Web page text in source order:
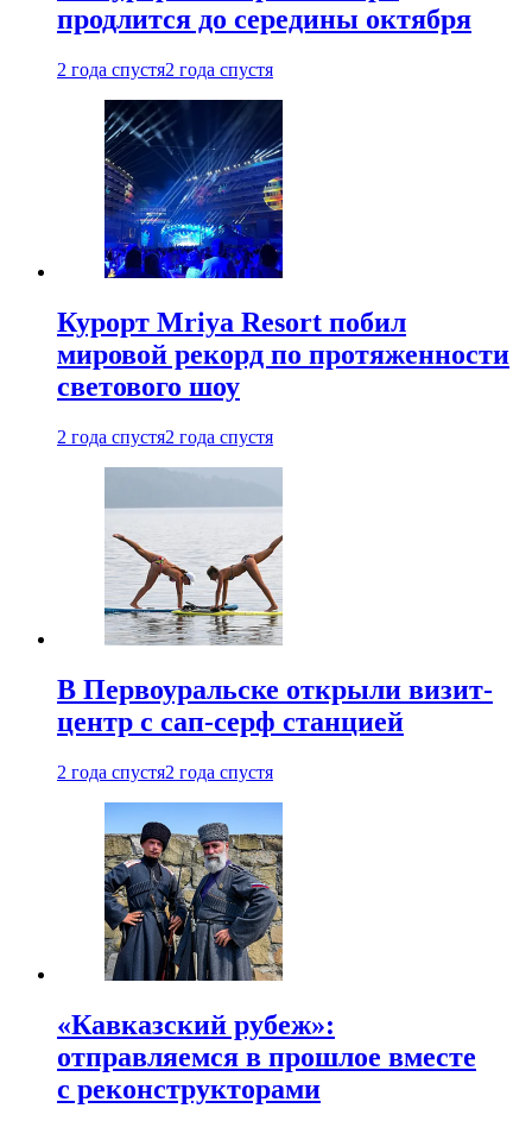
продлится до середины октября
2 года спустя2 года спустя
Курорт Mriya Resort побил
мировой рекорд по протяженности
светового шоу
2 года спустя2 года спустя
В Первоуральске открыли визит-
центр с сап-серф станцией
2 года спустя2 года спустя
«Кавказский рубеж»:
отправляемся в прошлое вместе
с реконструкторами